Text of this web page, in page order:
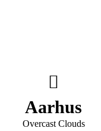
Aarhus
Overcast Clouds